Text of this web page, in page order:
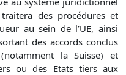
des procédures et
au sein de l’UE, ainsi
des accords conclus
la Suisse) et
ou des Etats tiers aux